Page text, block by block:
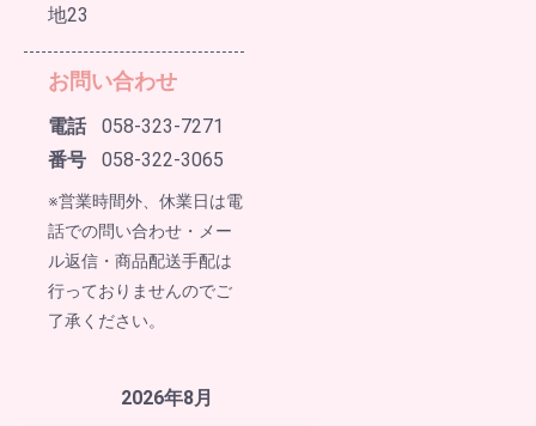
地23
お問い合わせ
電話
番号
058-323-7271
058-322-3065
※営業時間外、休業日は電
話での問い合わせ・メー
ル返信・商品配送手配は
行っておりませんのでご
了承ください。
2026年8月